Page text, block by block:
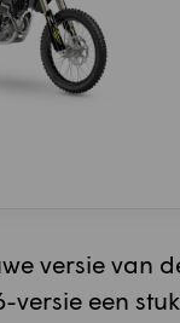
versie van
versie een